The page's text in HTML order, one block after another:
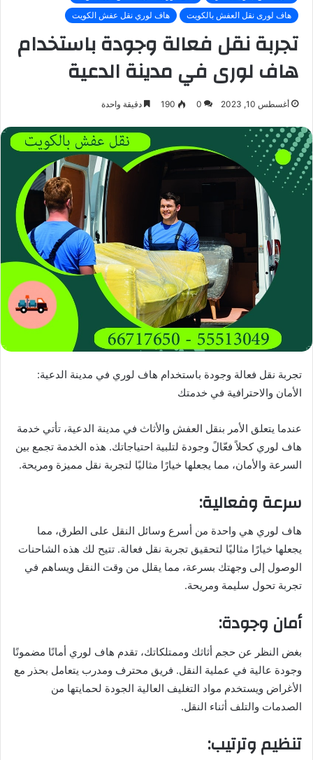
هاف لورى نقل العفش بالكويت
هاف لوري نقل عفش الكويت
تجربة نقل فعالة وجودة باستخدام
هاف لورى في مدينة الدعية
أغسطس 10, 2023 0
190 دقيقة واحدة
تجربة نقل فعالة وجودة باستخدام هاف لوري في مدينة الدعية:
الأمان والاحترافية في خدمتك
عندما يتعلق الأمر بنقل العفش والأثاث في مدينة الدعية، تأتي خدمة
هاف لوري كحلاً فعّالً وجودة لتلبية احتياجاتك. هذه الخدمة تجمع بين
السرعة والأمان، مما يجعلها خيارًا مثاليًا لتجربة نقل مميزة ومريحة.
سرعة وفعالية:
هاف لوري هي واحدة من أسرع وسائل النقل على الطرق، مما
يجعلها خيارًا مثاليًا لتحقيق تجربة نقل فعالة. تتيح لك هذه الشاحنات
الوصول إلى وجهتك بسرعة، مما يقلل من وقت النقل ويساهم في
تجربة تحول سليمة ومريحة.
أمان وجودة:
بغض النظر عن حجم أثاثك وممتلكاتك، تقدم هاف لوري أمانًا مضمونًا
وجودة عالية في عملية النقل. فريق محترف ومدرب يتعامل بحذر مع
الأغراض ويستخدم مواد التغليف العالية الجودة لحمايتها من
الصدمات والتلف أثناء النقل.
تنظيم وترتيب: